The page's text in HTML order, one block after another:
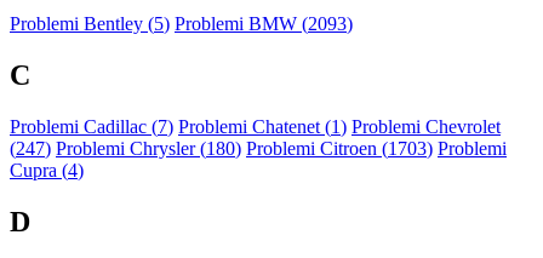
Problemi Bentley (5) Problemi BMW (2093)
C
Problemi Cadillac (7) Problemi Chatenet (1) Problemi Chevrolet
(247) Problemi Chrysler (180) Problemi Citroen (1703) Problemi
Cupra (4)
D